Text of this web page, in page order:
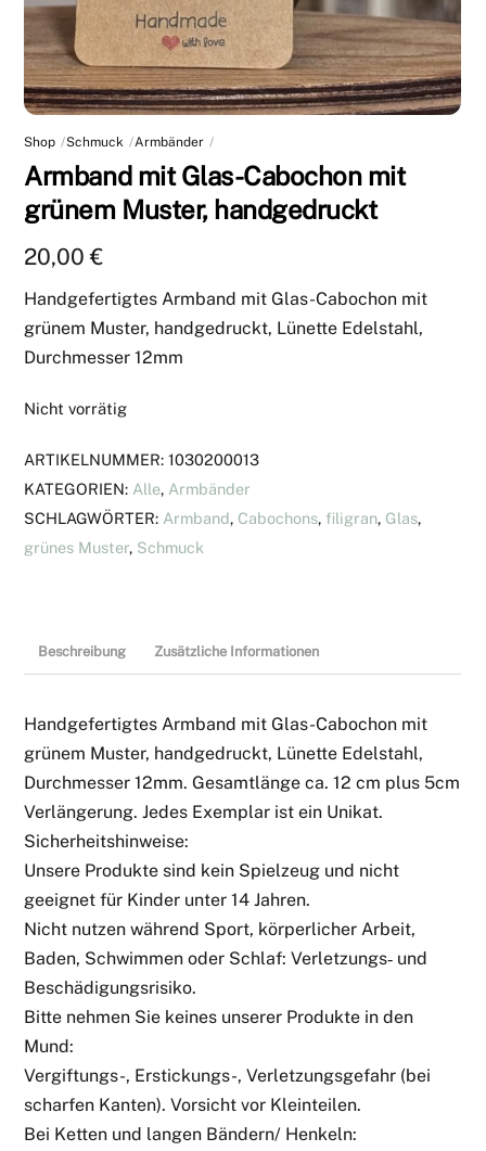
Shop Schmuck Armbänder
Armband mit Glas-Cabochon mit
grünem Muster, handgedruckt
20,00€
Handgefertigtes Armband mit Glas-Cabochon mit
grünem Muster, handgedruckt, Lünette Edelstahl,
Durchmesser 12mm
Nicht vorrätig
ARTIKELNUMMER:1030200013
KATEGORIEN: Alle, Armbänder
SCHLAGWÖRTER: Armband, Cabochons, filigran, Glas,
grünes Muster, Schmuck
Beschreibung Zusätzliche Informationen
Handgefertigtes Armband mit Glas-Cabochon mit
grünem Muster, handgedruckt, Lünette Edelstahl,
Durchmesser 12mm. Gesamtlänge ca. 12 cm plus 5cm
Verlängerung. Jedes Exemplar ist ein Unikat.
Sicherheitshinweise:
Unsere Produkte sind kein Spielzeug und nicht
geeignet für Kinder unter 14 Jahren.
Nicht nutzen während Sport, körperlicher Arbeit,
Baden, Schwimmen oder Schlaf: Verletzungs‑ und
Beschädigungsrisiko.
Bitte nehmen Sie keines unserer Produkte in den
Mund:
Vergiftungs-, Erstickungs-, Verletzungsgefahr (bei
scharfen Kanten). Vorsicht vor Kleinteilen.
Bei Ketten und langen Bändern/ Henkeln: